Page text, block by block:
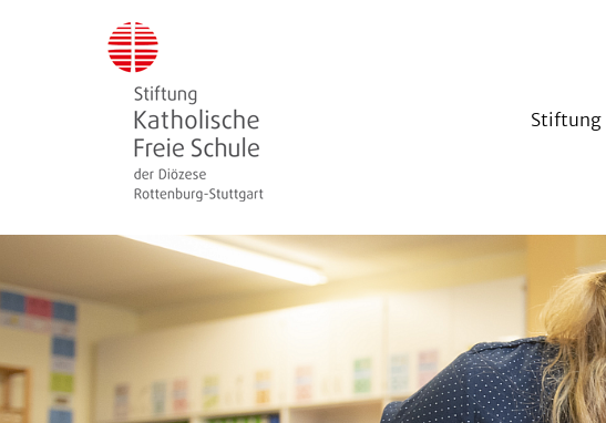
Stiftung